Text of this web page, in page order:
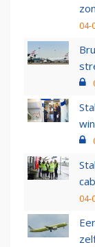
04-
04-